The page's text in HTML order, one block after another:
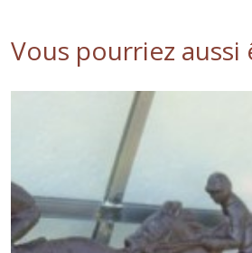
Vous pourriez